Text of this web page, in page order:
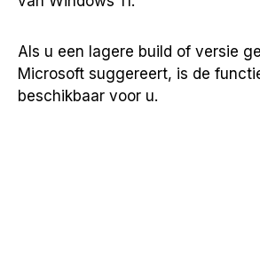
Als u een lagere build of versie
Microsoft suggereert, is de
beschikbaar voor u.